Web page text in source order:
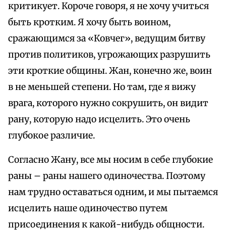
критикует. Короче говоря, я не хочу учиться
быть кротким. Я хочу быть воином,
сражающимся за «Ковчег», ведущим битву
против политиков, угрожающих разрушить
эти кроткие общины. Жан, конечно же, воин
в не меньшей степени. Но там, где я вижу
врага, которого нужно сокрушить, он видит
рану, которую надо исцелить. Это очень
глубокое различие.
Согласно Жану, все мы носим в себе глубокие
раны – раны нашего одиночества. Поэтому
нам трудно оставаться одним, и мы пытаемся
исцелить наше одиночество путем
присоединения к какой-нибудь общности.